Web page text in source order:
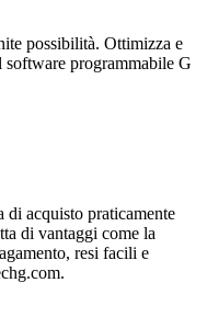
possibilità. Ottimizza e
software programmabile G
acquisto praticamente
di vantaggi come la
resi facili e